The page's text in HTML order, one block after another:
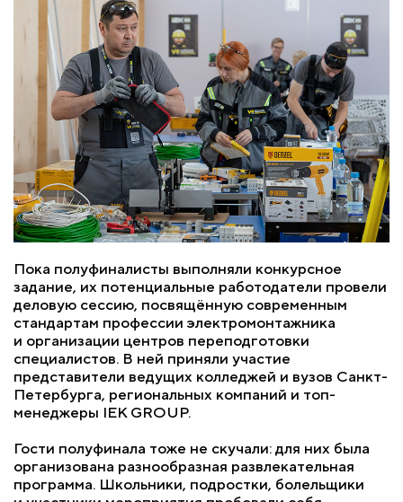
Пока полуфиналисты выполняли конкурсное
задание, их потенциальные работодатели провели
деловую сессию, посвящённую современным
стандартам профессии электромонтажника
и организации центров переподготовки
специалистов. В ней приняли участие
представители ведущих колледжей и вузов Санкт-
Петербурга, региональных компаний и топ-
менеджеры IEK GROUP.
Гости полуфинала тоже не скучали: для них была
организована разнообразная развлекательная
программа. Школьники, подростки, болельщики